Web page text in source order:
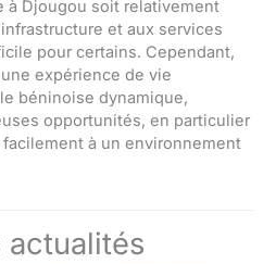
à Djougou soit relativement
et aux services
pour certains. Cependant,
expérience de vie
béninoise dynamique,
opportunités, en particulier
facilement à un environnement
actualités